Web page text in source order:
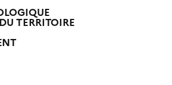
TERRITOIRE